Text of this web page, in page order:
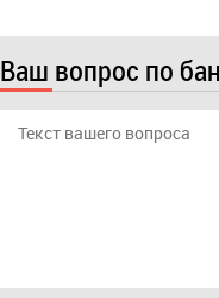
Ваш вопрос по